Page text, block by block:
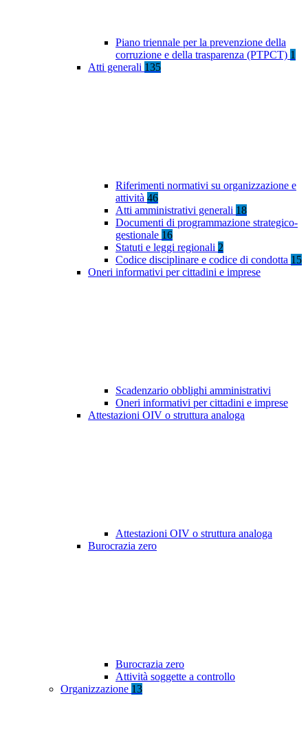
Piano triennale per la prevenzione della
corruzione e della trasparenza (PTPCT) 1
Atti generali 135
Riferimenti normativi su organizzazione e
attività 46
Atti amministrativi generali 18
Documenti di programmazione strategico-
gestionale 16
Statuti e leggi regionali 2
Codice disciplinare e codice di condotta 15
Oneri informativi per cittadini e imprese
Scadenzario obblighi amministrativi
Oneri informativi per cittadini e imprese
Attestazioni OIV o struttura analoga
Attestazioni OIV o struttura analoga
Burocrazia zero
Burocrazia zero
Attività soggette a controllo
Organizzazione 13